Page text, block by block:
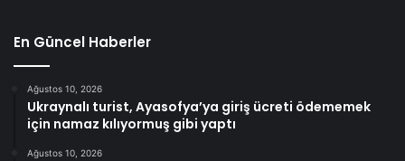
En Güncel Haberler
Ağustos 10, 2026
Ukraynalı turist, Ayasofya’ya giriş ücreti ödememek
için namaz kılıyormuş gibi yaptı
Ağustos 10, 2026